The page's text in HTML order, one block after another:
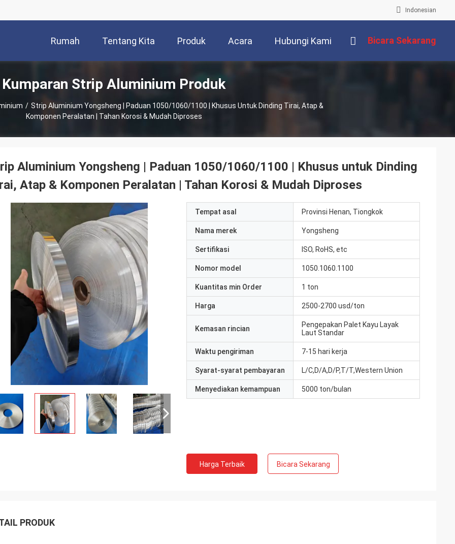
Indonesian
Rumah Tentang Kita Produk Acara Hubungi Kami Bicara Sekarang
Kumparan Strip Aluminium Produk
/ Strip Aluminium Yongsheng | Paduan 1050/1060/1100 | Khusus Untuk Dinding Tirai, Atap &
Komponen Peralatan | Tahan Korosi & Mudah Diproses
Aluminium Yongsheng | Paduan 1050/1060/1100 | Khusus untuk Dinding
Atap & Komponen Peralatan | Tahan Korosi & Mudah Diproses
Tempat asal Provinsi Henan, Tiongkok
Nama merek Yongsheng
Sertifikasi ISO, RoHS, etc
Nomor model 1050.1060.1100
Kuantitas min Order 1 ton
Harga 2500-2700 usd/ton
Kemasan rincian
Pengepakan Palet Kayu Layak
Laut Standar
Waktu pengiriman 7-15 hari kerja
Syarat-syarat pembayaran L/C,D/A,D/P,T/T,Western Union
Menyediakan kemampuan 5000 ton/bulan
Harga Terbaik Bicara Sekarang
PRODUK